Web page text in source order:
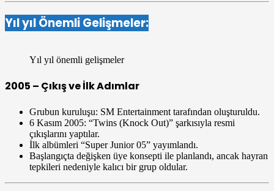
Yıl yıl Önemli Gelişmeler:
Yıl yıl önemli gelişmeler
2005 – Çıkış ve İlk Adımlar
Grubun kuruluşu: SM Entertainment tarafından oluşturuldu.
6 Kasım 2005: “Twins (Knock Out)” şarkısıyla resmi
çıkışlarını yaptılar.
İlk albümleri “Super Junior 05” yayımlandı.
Başlangıçta değişken üye konsepti ile planlandı, ancak hayran
tepkileri nedeniyle kalıcı bir grup oldular.